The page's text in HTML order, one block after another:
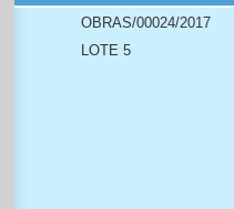
OBRAS/00024/2017
LOTE 5